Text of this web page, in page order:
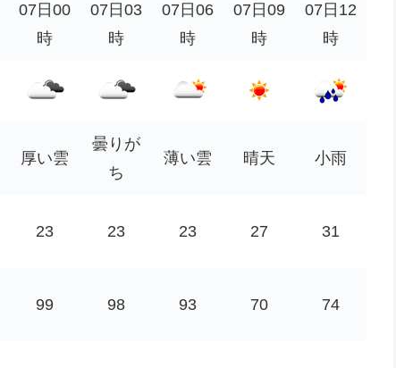
07日00
時
07日03
時
07日06
時
07日09
時
07日12
時
厚い雲
曇りが
ち
薄い雲 晴天 小雨
23 23 23 27 31
99 98 93 70 74